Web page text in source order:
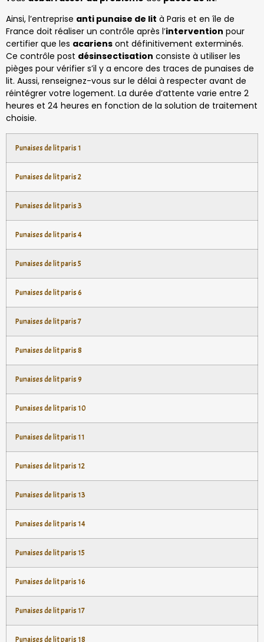
Ainsi, l’entreprise anti punaise de lit à Paris et en île de
France doit réaliser un contrôle après l’intervention pour
certifier que les acariens ont définitivement exterminés.
Ce contrôle post désinsectisation consiste à utiliser les
pièges pour vérifier s’il y a encore des traces de punaises de
lit. Aussi, renseignez-vous sur le délai à respecter avant de
réintégrer votre logement. La durée d’attente varie entre 2
heures et 24 heures en fonction de la solution de traitement
choisie.
Punaises de lit paris 1
Punaises de lit paris 2
Punaises de lit paris 3
Punaises de lit paris 4
Punaises de lit paris 5
Punaises de lit paris 6
Punaises de lit paris 7
Punaises de lit paris 8
Punaises de lit paris 9
Punaises de lit paris 10
Punaises de lit paris 11
Punaises de lit paris 12
Punaises de lit paris 13
Punaises de lit paris 14
Punaises de lit paris 15
Punaises de lit paris 16
Punaises de lit paris 17
Punaises de lit paris 18